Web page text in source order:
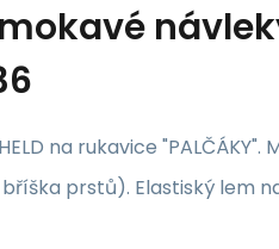
na rukavice "PALČÁKY".
prstů). Elastiský lem